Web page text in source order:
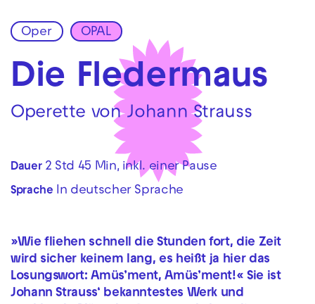
Zur Hauptnavigation springen
Zum Hauptinhalt springen Zum Footer springen
Oper OPAL
Die Fledermaus
Operette von Johann Strauss
Dauer 2 Std 45 Min, inkl. einer Pause
Sprache In deutscher Sprache
»Wie fliehen schnell die Stunden fort, die Zeit
wird sicher keinem lang, es heißt ja hier das
Losungswort: Amüs’ment, Amüs’ment!« Sie ist
Johann Strauss‘ bekanntestes Werk und